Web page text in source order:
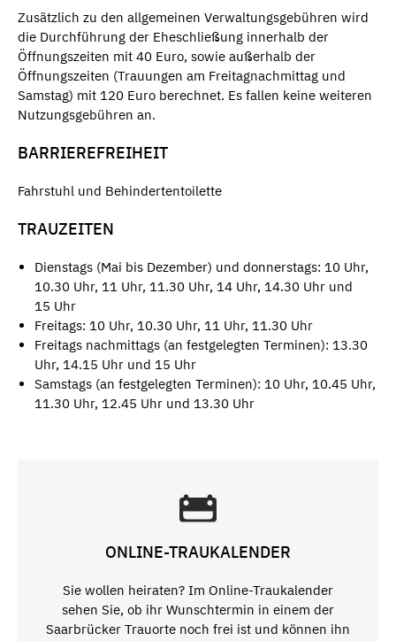
Zusätzlich zu den allgemeinen Verwaltungsgebühren wird
die Durchführung der Eheschließung innerhalb der
Öffnungszeiten mit 40 Euro, sowie außerhalb der
Öffnungszeiten (Trauungen am Freitagnachmittag und
Samstag) mit 120 Euro berechnet. Es fallen keine weiteren
Nutzungsgebühren an.
BARRIEREFREIHEIT
Fahrstuhl und Behindertentoilette
TRAUZEITEN
Dienstags (Mai bis Dezember) und donnerstags: 10 Uhr,
10.30 Uhr, 11 Uhr, 11.30 Uhr, 14 Uhr, 14.30 Uhr und
15 Uhr
Freitags: 10 Uhr, 10.30 Uhr, 11 Uhr, 11.30 Uhr
Freitags nachmittags (an festgelegten Terminen): 13.30
Uhr, 14.15 Uhr und 15 Uhr
Samstags (an festgelegten Terminen): 10 Uhr, 10.45 Uhr,
11.30 Uhr, 12.45 Uhr und 13.30 Uhr
ONLINE-TRAUKALENDER
Sie wollen heiraten? Im Online-Traukalender
sehen Sie, ob ihr Wunschtermin in einem der
Saarbrücker Trauorte noch frei ist und können ihn